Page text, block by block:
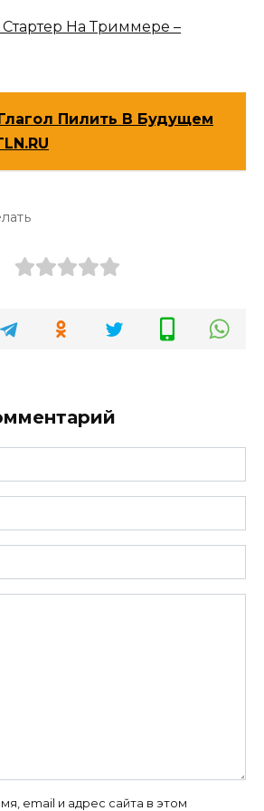
Стартер На Триммере –
Пилить В Будущем
email и адрес сайта в этом